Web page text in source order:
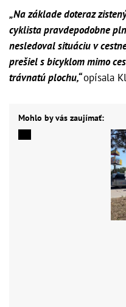
„Na základe doteraz
cyklista pravdepodobne
nesledoval situáciu v
prešiel s bicyklom mimo
trávnatú plochu,“opísala
Mohlo by vás zaujímať: